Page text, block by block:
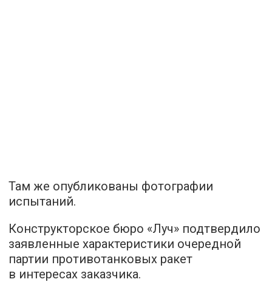
Там же опубликованы фотографии
испытаний.
Конструкторское бюро «Луч» подтвердило
заявленные характеристики очередной
партии противотанковых ракет
в интересах заказчика.